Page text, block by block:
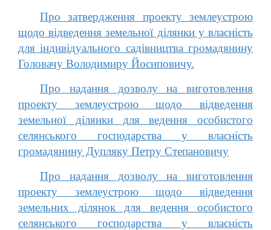
Про затвердження проекту землеустрою
щодо відведення земельної ділянки у власність
для індивідуального садівництва громадянину
Головачу Володимиру Йосиповичу.
Про надання дозволу на виготовлення
проекту землеустрою щодо відведення
земельної ділянки для ведення особистого
селянського господарства у власність
громадянину Дупляку Петру Степановичу
Про надання дозволу на виготовлення
проекту землеустрою щодо відведення
земельних ділянок для ведення особистого
селянського господарства у власність